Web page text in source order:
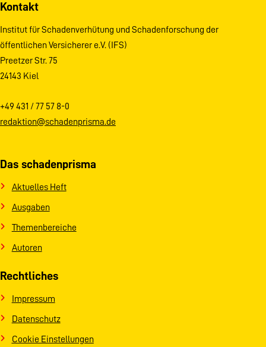
Kontakt
Institut für Schadenverhütung und Schadenforschung der
öffentlichen Versicherer e.V. (IFS)
Preetzer Str. 75
24143 Kiel
+49 431 / 77 57 8-0
redaktion@schadenprisma.de
Das schadenprisma
Aktuelles Heft
Ausgaben
Themenbereiche
Autoren
Rechtliches
Impressum
Datenschutz
Cookie Einstellungen